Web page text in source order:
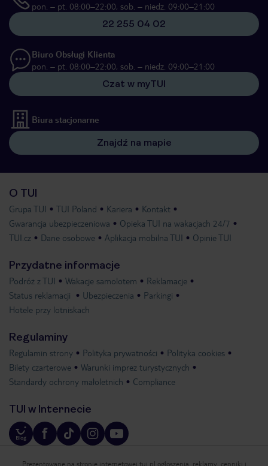
pon. – pt. 08:00–22:00, sob. – niedz. 09:00–21:00
22 255 04 02
Biuro Obsługi Klienta
pon. – pt. 08:00–22:00, sob. – niedz. 09:00–21:00
Czat w myTUI
Biura stacjonarne
Znajdź na mapie
O TUI
Grupa TUI TUI Poland Kariera
Kontakt
Gwarancja ubezpieczeniowa
Opieka TUI na wakacjach 24/7
TUI.cz
Dane osobowe Aplikacja mobilna TUI Opinie TUI
Przydatne informacje
Podróż z TUI Wakacje samolotem
Reklamacje
Status reklamacji
Ubezpieczenia
Parkingi
Hotele przy lotniskach
Regulaminy
Regulamin strony Polityka prywatności
Polityka cookies
Bilety czarterowe
Warunki imprez turystycznych
Standardy ochrony małoletnich
Compliance
TUI w Internecie
Prezentowane na stronie internetowej tui.pl ogłoszenia, reklamy, cenniki i